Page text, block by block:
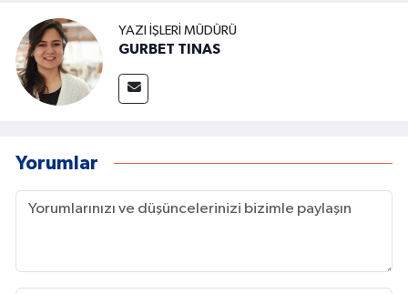
YAZI İŞLERI MÜDÜRÜ
GURBET TINAS
Yorumlar